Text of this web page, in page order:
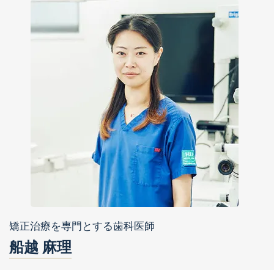
矯正治療を専門とする歯科医師
船越 麻理